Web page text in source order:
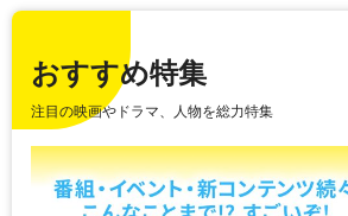
おすすめ特集
注目の映画やドラマ、人物を総力特集